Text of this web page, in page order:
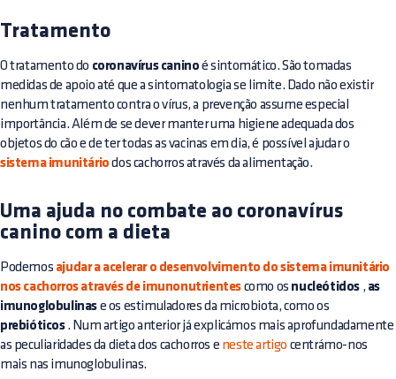
Tratamento
O tratamento do coronavírus canino é sintomático. São tomadas
medidas de apoio até que a sintomatologia se limite. Dado não existir
nenhum tratamento contra o vírus, a prevenção assume especial
importância. Além de se dever manter uma higiene adequada dos
objetos do cão e de ter todas as vacinas em dia, é possível ajudar o
sistema imunitário dos cachorros através da alimentação.
Uma ajuda no combate ao coronavírus
canino com a dieta
Podemos ajudar a acelerar o desenvolvimento do sistema imunitário
nos cachorros através de imunonutrientes como os nucleótidos , as
imunoglobulinas e os estimuladores da microbiota, como os
prebióticos. Num artigo anteriorjá explicámos mais aprofundadamente
as peculiaridades da dieta dos cachorros e neste artigo centrámo-nos
mais nas imunoglobulinas.